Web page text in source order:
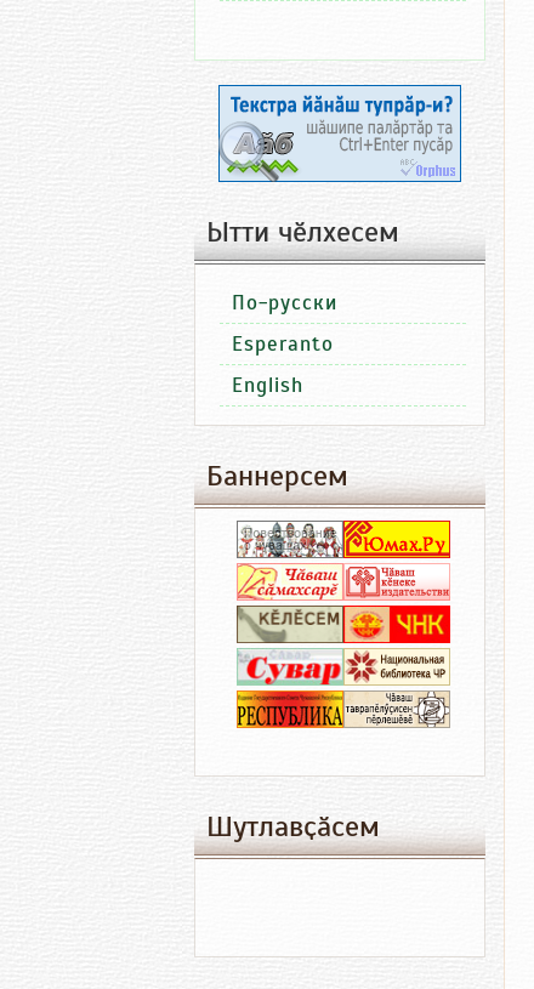
Ытти чӗлхесем
По-русски
Esperanto
English
Баннерсем
Шутлавҫӑсем